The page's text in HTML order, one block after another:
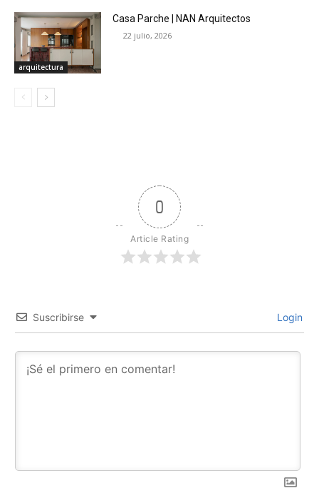
arquitectura
Casa Parche | NAN Arquitectos
22 julio, 2026
0
Article Rating
Suscribirse Login